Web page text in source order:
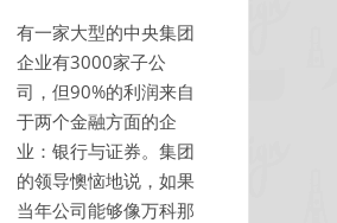
有一家大型的中央集团
企业有3000家子公
司，但90%的利润来自
于两个金融方面的企
业：银行与证券。集团
的领导懊恼地说，如果
当年公司能够像万科那